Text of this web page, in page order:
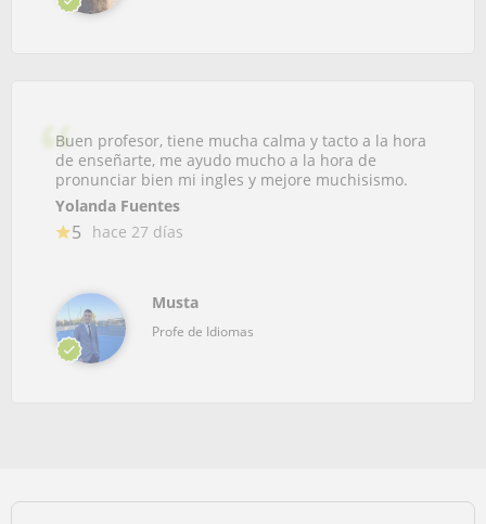
Buen profesor, tiene mucha calma y tacto a la hora
de enseñarte, me ayudo mucho a la hora de
pronunciar bien mi ingles y mejore muchisismo.
Yolanda Fuentes
5 hace 27 días
Musta
Profe de Idiomas